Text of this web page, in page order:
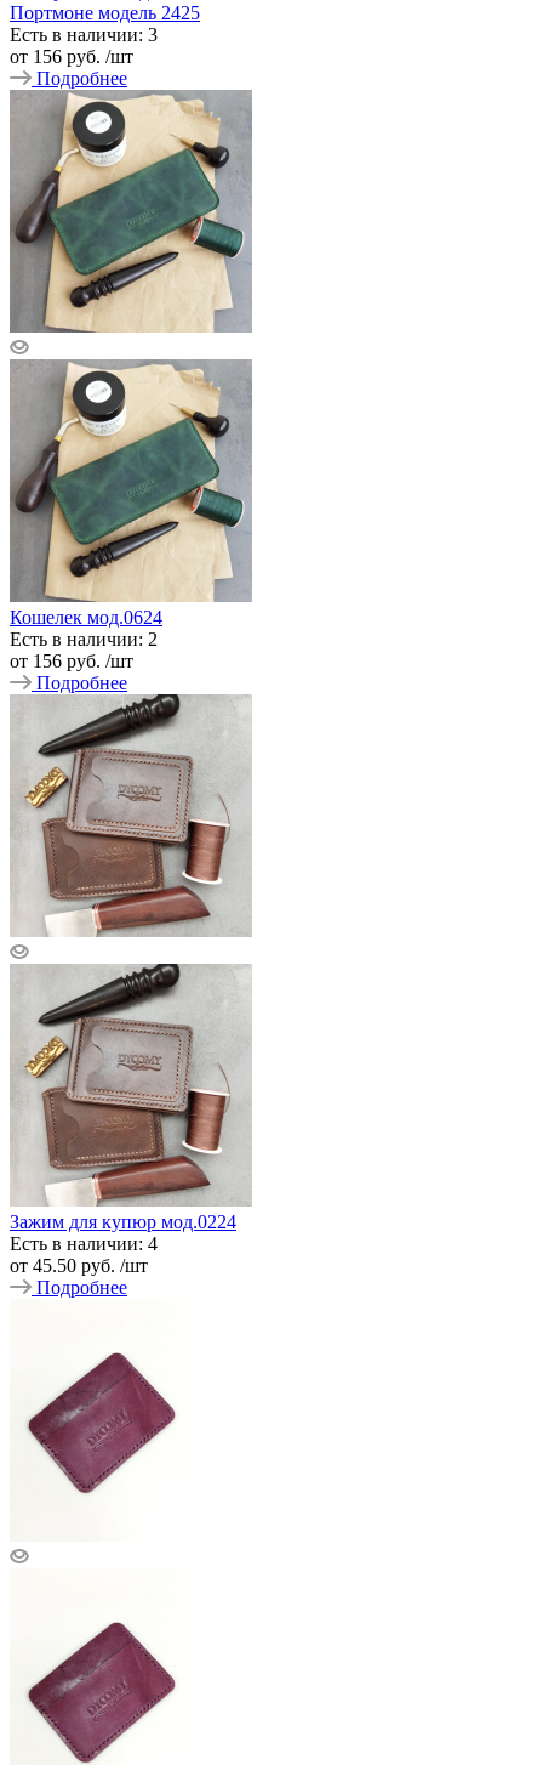
Портмоне модель 2425
Есть в наличии: 3
от 156 руб. /шт
Подробнее
Кошелек мод.0624
Есть в наличии: 2
от 156 руб. /шт
Подробнее
Зажим для купюр мод.0224
Есть в наличии: 4
от 45.50 руб. /шт
Подробнее